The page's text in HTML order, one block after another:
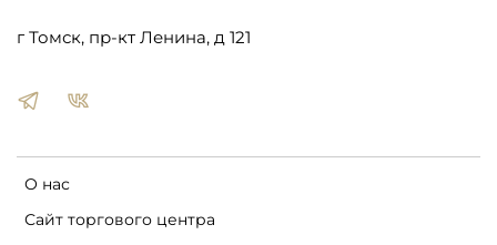
О нас
Сайт торгового центра
г Томск, пр-кт Ленина, д 121